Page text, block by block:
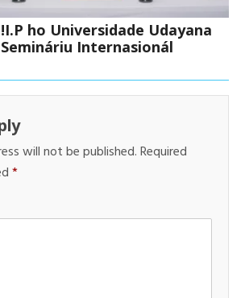
ho Universidade Udayana
Internasionál
will not be published.Required
*